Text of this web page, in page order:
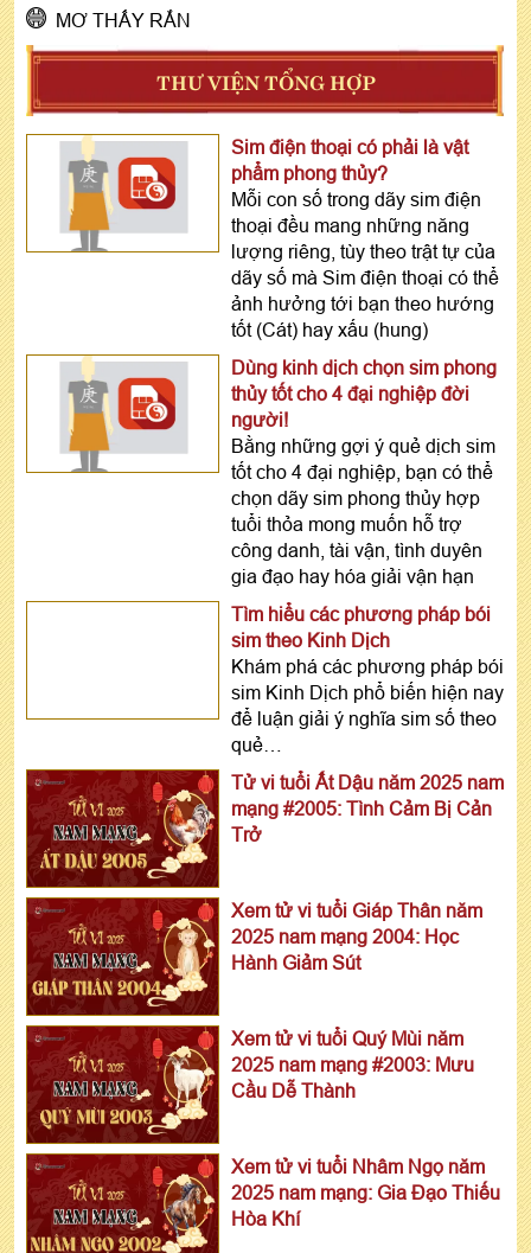
MƠ THẤY RẮN
THƯ VIỆN TỔNG HỢP
Sim điện thoại có phải là vật
phẩm phong thủy?
Mỗi con số trong dãy sim điện
thoại đều mang những năng
lượng riêng, tùy theo trật tự của
dãy số mà Sim điện thoại có thể
ảnh hưởng tới bạn theo hướng
tốt (Cát) hay xấu (hung)
Dùng kinh dịch chọn sim phong
thủy tốt cho 4 đại nghiệp đời
người!
Bằng những gợi ý quẻ dịch sim
tốt cho 4 đại nghiệp, bạn có thể
chọn dãy sim phong thủy hợp
tuổi thỏa mong muốn hỗ trợ
công danh, tài vận, tình duyên
gia đạo hay hóa giải vận hạn
Tìm hiểu các phương pháp bói
sim theo Kinh Dịch
Khám phá các phương pháp bói
sim Kinh Dịch phổ biến hiện nay
để luận giải ý nghĩa sim số theo
quẻ…
Tử vi tuổi Ất Dậu năm 2025 nam
mạng #2005: Tình Cảm Bị Cản
Trở
Xem tử vi tuổi Giáp Thân năm
2025 nam mạng 2004: Học
Hành Giảm Sút
Xem tử vi tuổi Quý Mùi năm
2025 nam mạng #2003: Mưu
Cầu Dễ Thành
Xem tử vi tuổi Nhâm Ngọ năm
2025 nam mạng: Gia Đạo Thiếu
Hòa Khí